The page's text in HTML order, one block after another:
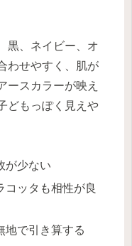
黒、ネイビー、オ
わせやすく、肌が
ースカラーが映え
どもっぽく見えや
が少ない
コッタも相性が良
地で引き算する